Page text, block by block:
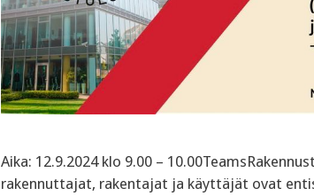
Aika: 12.9.2024 klo 9.00 –
rakennuttajat, rakentajat ja käyttäjät ovat